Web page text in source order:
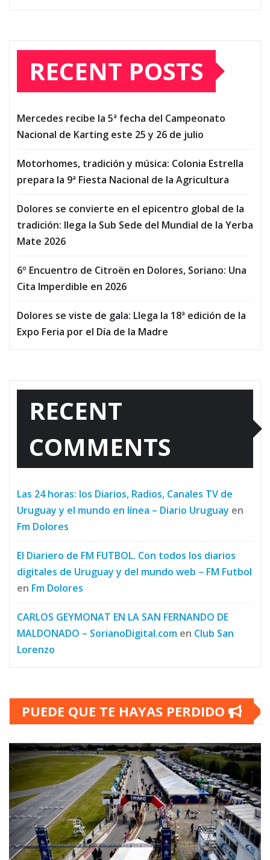
RECENT POSTS
Mercedes recibe la 5ª fecha del Campeonato
Nacional de Karting este 25 y 26 de julio
Motorhomes, tradición y música: Colonia Estrella
prepara la 9ª Fiesta Nacional de la Agricultura
Dolores se convierte en el epicentro global de la
tradición: llega la Sub Sede del Mundial de la Yerba
Mate 2026
6º Encuentro de Citroën en Dolores, Soriano: Una
Cita Imperdible en 2026
Dolores se viste de gala: Llega la 18ª edición de la
Expo Feria por el Día de la Madre
RECENT
COMMENTS
Las 24 horas: los Diarios, Radios, Canales TV de
Uruguay y el mundo en línea – Diario Uruguay en
Fm Dolores
El Diariero de FM FUTBOL. Con todos los diarios
digitales de Uruguay y del mundo web – FM Futbol
en Fm Dolores
CARLOS GEYMONAT EN LA SAN FERNANDO DE
MALDONADO – SorianoDigital.com en Club San
Lorenzo
PUEDE QUE TE HAYAS PERDIDO